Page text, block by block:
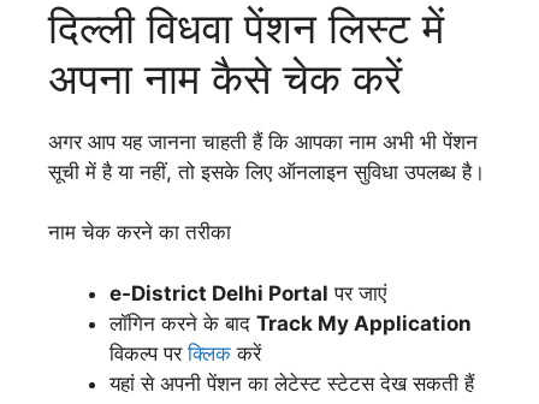
दिल्ली विधवा पेंशन लिस्ट में
अपना नाम कैसे चेक करें
अगर आप यह जानना चाहती हैं कि आपका नाम अभी भी पेंशन
सूची में है या नहीं, तो इसके लिए ऑनलाइन सुविधा उपलब्ध है।
नाम चेक करने का तरीका
e-District Delhi Portal पर जाएं
लॉगिन करने के बाद Track My Application
विकल्प परक्लिक करें
यहां से अपनी पेंशन का लेटेस्ट स्टेटस देख सकती हैं